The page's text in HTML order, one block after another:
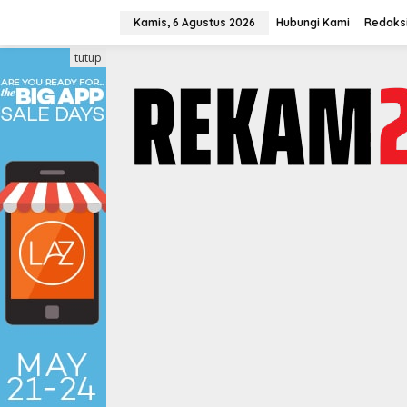
konten
Kamis, 6 Agustus 2026 Hubungi Kami
tutup